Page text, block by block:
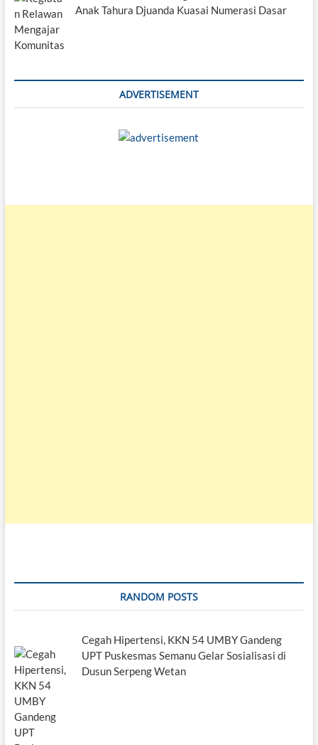
Anak Tahura Djuanda Kuasai Numerasi Dasar
ADVERTISEMENT
RANDOM POSTS
Cegah Hipertensi, KKN 54 UMBY Gandeng
UPT Puskesmas Semanu Gelar Sosialisasi di
Dusun Serpeng Wetan